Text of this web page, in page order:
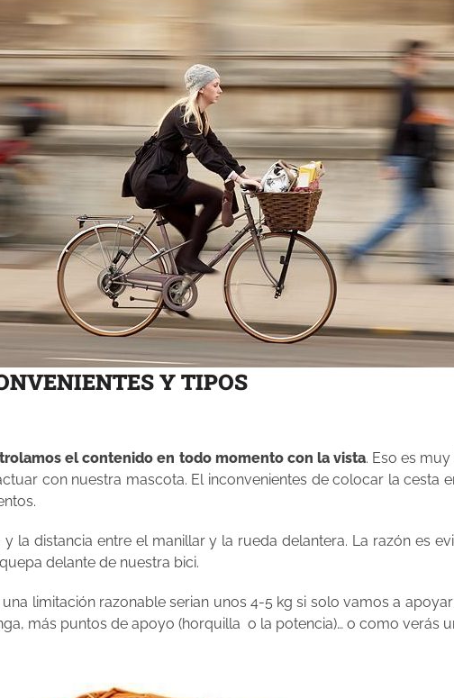
Y TIPOS
el contenido en todo momento con la vista. Eso es
con nuestra mascota. El inconvenientes de colocar la cesta
distancia entre el manillar y la rueda delantera. La razón es
delante de nuestra bici.
limitación razonable serian unos 4-5 kg si solo vamos a
más puntos de apoyo (horquilla o la potencia)… o como verás